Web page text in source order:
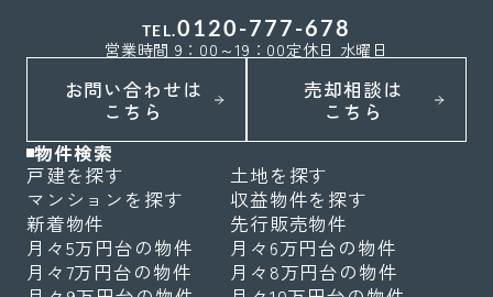
TEL.0120-777-678
営業時間 9：00～19：00定休日 水曜日
お問い合わせは
こちら
売却相談は
こちら
物件検索
戸建を探す
土地を探す
マンションを探す
収益物件を探す
新着物件
先行販売物件
月々5万円台の物件
月々6万円台の物件
月々7万円台の物件
月々8万円台の物件